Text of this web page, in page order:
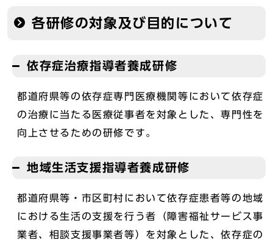
各研修の対象及び目的について
依存症治療指導者養成研修
都道府県等の依存症専門医療機関等において依存症
の治療に当たる医療従事者を対象とした、専門性を
向上させるための研修です。
地域生活支援指導者養成研修
都道府県等・市区町村において依存症患者等の地域
における生活の支援を行う者（障害福祉サービス事
業者、相談支援事業者等）を対象とした、依存症の